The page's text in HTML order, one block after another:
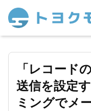
「レコード
送信を設定
ミングでメ